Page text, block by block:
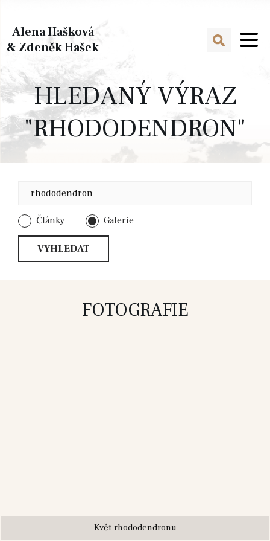
Alena Hašková
& Zdeněk Hašek
HLEDANÝ VÝRAZ
"RHODODENDRON"
Články Galerie
FOTOGRAFIE
Květ rhododendronu